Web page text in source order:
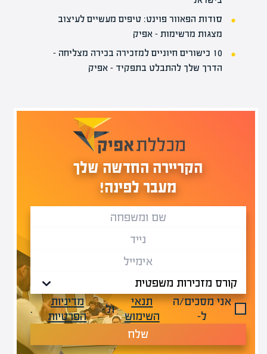
סודות הפאוור פוינט: טיפים מעשיים לעיצוב
מצגות מרשימות – אפיק
10 כישורים חיוניים למזכירה בכירה מצליחה –
הדרך שלך להתבלט בתפקיד – אפיק
הקריירה החדשה שלך
מעבר לפינה!
אני מסכים/ה
ל-
תנאי
השימוש
ול-
מדיניות
הפרטיות
.
שלח